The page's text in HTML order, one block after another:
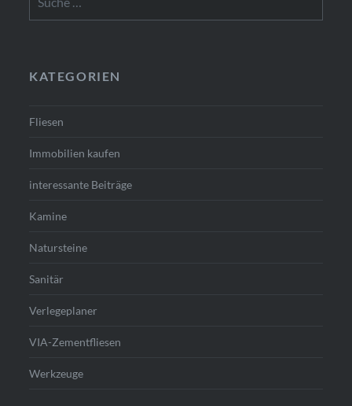
nach:
KATEGORIEN
Fliesen
Immobilien kaufen
interessante Beiträge
Kamine
Natursteine
Sanitär
Verlegeplaner
VIA-Zementfliesen
Werkzeuge